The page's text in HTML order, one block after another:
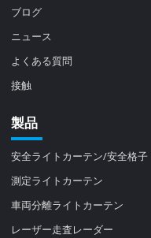
ブログ
ニュース
よくある質問
接触
製品
安全ライトカーテン/安全格子
測定ライトカーテン
車両分離ライトカーテン
レーザー走査レーダー